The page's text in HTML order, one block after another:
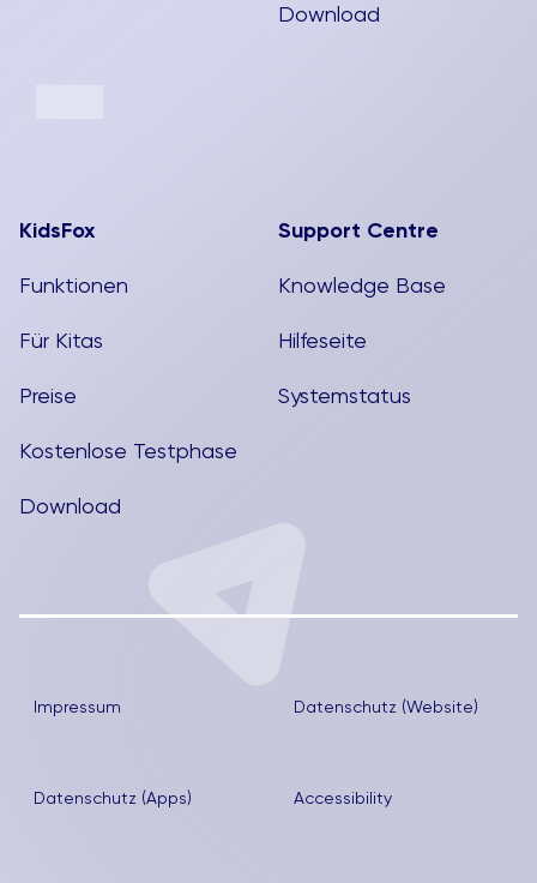
Download
KidsFox
Funktionen
Für Kitas
Preise
Kostenlose Testphase
Download
Support Centre
Knowledge Base
Hilfeseite
Systemstatus
Impressum Datenschutz (Website)
Datenschutz (Apps) Accessibility